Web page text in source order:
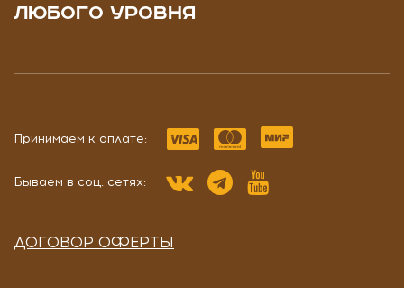
ЛЮБОГО УРОВНЯ
Принимаем к оплате:
Бываем в соц. сетях:
ДОГОВОР ОФЕРТЫ